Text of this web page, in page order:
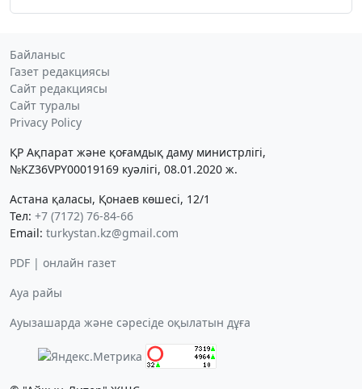
Байланыс
Газет редакциясы
Сайт редакциясы
Сайт туралы
Privacy Policy
ҚР Ақпарат және қоғамдық даму министрлігі,
№KZ36VPY00019169 куәлігі, 08.01.2020 ж.
Астана қаласы, Қонаев көшесі, 12/1
Тел: +7 (7172) 76-84-66
Email: turkystan.kz@gmail.com
PDF | онлайн газет
Ауа райы
Ауызашарда және сәресіде оқылатын дұға